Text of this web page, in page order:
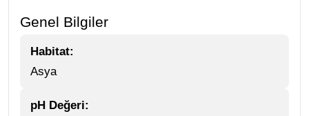
Genel Bilgiler
Habitat:
Asya
pH Değeri: